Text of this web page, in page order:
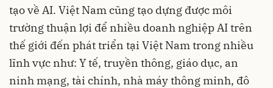
tạo về AI. Việt Nam cũng tạo dựng được môi
trường thuận lợi để nhiều doanh nghiệp AI trên
thế giới đến phát triển tại Việt Nam trong nhiều
lĩnh vực như: Y tế, truyền thông, giáo dục, an
ninh mạng, tài chính, nhà máy thông minh, đô